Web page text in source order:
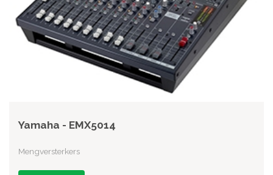
Yamaha - EMX5014
Mengversterkers